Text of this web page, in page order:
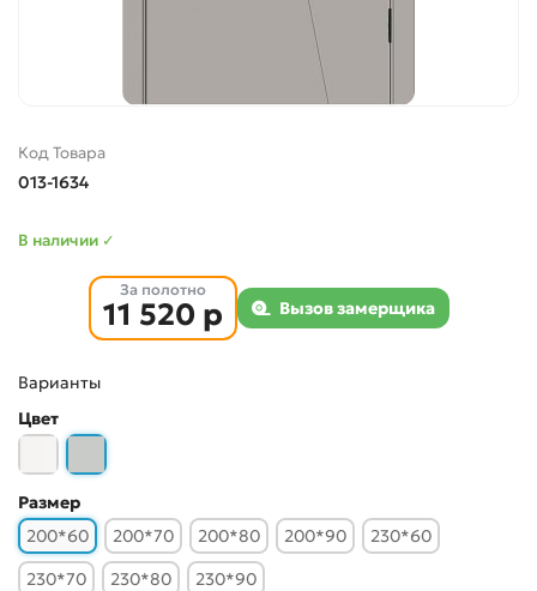
Код Товара
013-1634
В наличии ✓
За полотно
11 520 р Вызов замерщика
Варианты
Цвет
Размер
200*60
200*70 200*80 200*90
230*60
230*70
230*80 230*90